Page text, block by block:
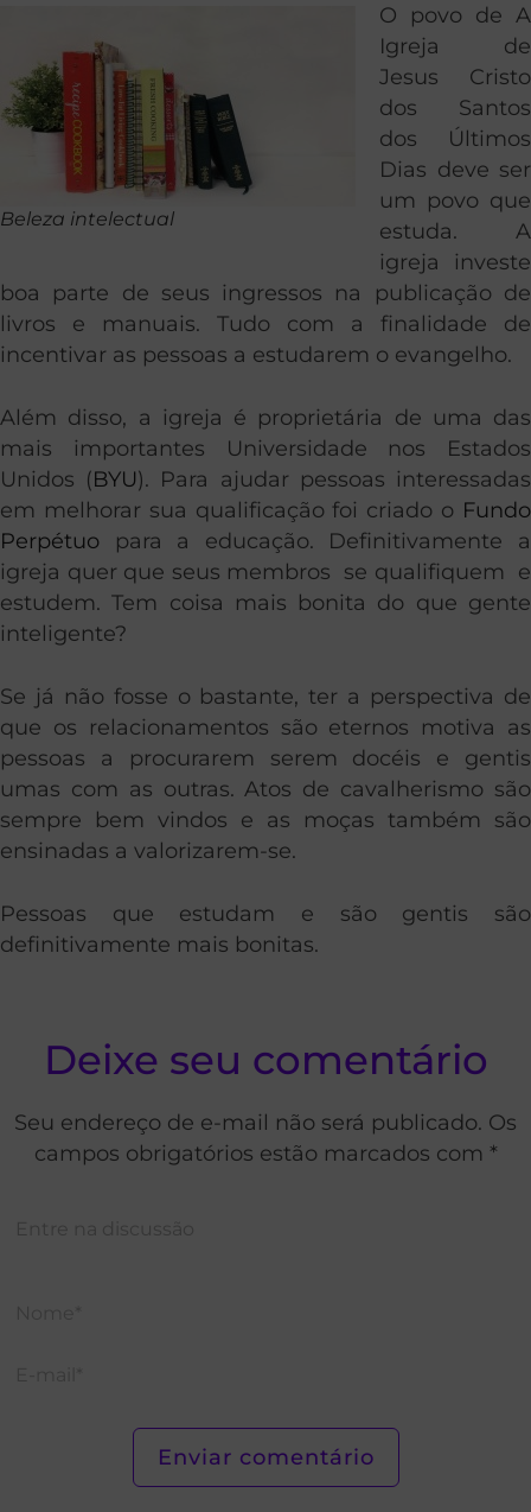
Beleza intelectual
O povo de A
Igreja de
Jesus Cristo
dos Santos
dos Últimos
Dias deve ser
um povo que
estuda. A
igreja investe
boa parte de seus ingressos na publicação de
livros e manuais. Tudo com a finalidade de
incentivar as pessoas a estudarem o evangelho.
Além disso, a igreja é proprietária de uma das
mais importantes Universidade nos Estados
Unidos (BYU). Para ajudar pessoas interessadas
em melhorar sua qualificação foi criado o Fundo
Perpétuo para a educação. Definitivamente a
igreja quer que seus membros se qualifiquem e
estudem. Tem coisa mais bonita do que gente
inteligente?
Se já não fosse o bastante, ter a perspectiva de
que os relacionamentos são eternos motiva as
pessoas a procurarem serem docéis e gentis
umas com as outras. Atos de cavalherismo são
sempre bem vindos e as moças também são
ensinadas a valorizarem-se.
Pessoas que estudam e são gentis são
definitivamente mais bonitas.
Deixe seu comentário
Seu endereço de e-mail não será publicado. Os
campos obrigatórios estão marcados com *